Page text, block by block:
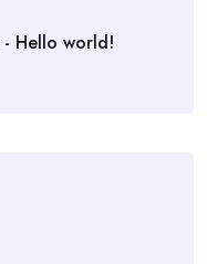
- Hello world!